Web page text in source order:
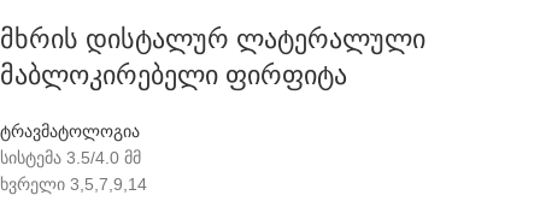
მხრის დისტალურ ლატერალული
მაბლოკირებელი ფირფიტა
ტრავმატოლოგია
სისტემა 3.5/4.0 მმ
ხვრელი 3,5,7,9,14